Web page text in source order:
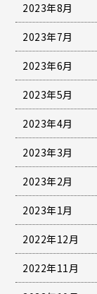
2023年8月
2023年7月
2023年6月
2023年5月
2023年4月
2023年3月
2023年2月
2023年1月
2022年12月
2022年11月